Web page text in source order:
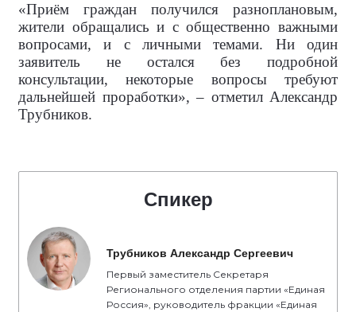
«Приём граждан получился разноплановым,
жители обращались и с общественно важными
вопросами, и с личными темами. Ни один
заявитель не остался без подробной
консультации, некоторые вопросы требуют
дальнейшей проработки», – отметил Александр
Трубников.
Спикер
Трубников Александр Сергеевич
Первый заместитель Секретаря
Регионального отделения партии «Единая
Россия», руководитель фракции «Единая